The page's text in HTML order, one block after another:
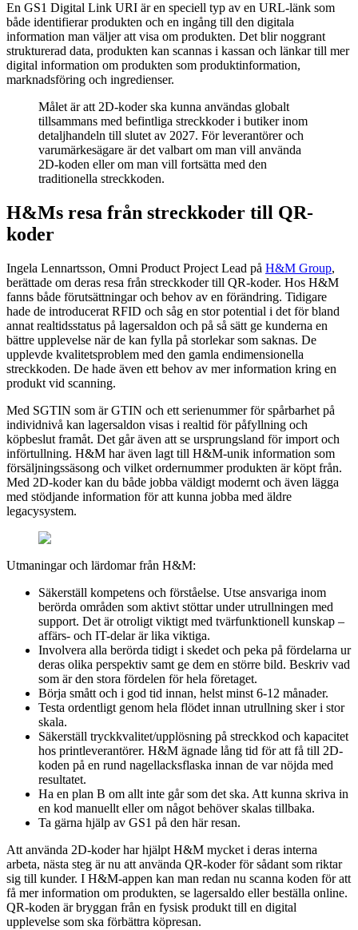
En GS1 Digital Link URI är en speciell typ av en URL-länk som
både identifierar produkten och en ingång till den digitala
information man väljer att visa om produkten. Det blir noggrant
strukturerad data, produkten kan scannas i kassan och länkar till mer
digital information om produkten som produktinformation,
marknadsföring och ingredienser.
Målet är att 2D-koder ska kunna användas globalt
tillsammans med befintliga streckkoder i butiker inom
detaljhandeln till slutet av 2027. För leverantörer och
varumärkesägare är det valbart om man vill använda
2D-koden eller om man vill fortsätta med den
traditionella streckkoden.
H&Ms resa från streckkoder till QR-
koder
Ingela Lennartsson, Omni Product Project Lead på H&M Group,
berättade om deras resa från streckkoder till QR-koder. Hos H&M
fanns både förutsättningar och behov av en förändring. Tidigare
hade de introducerat RFID och såg en stor potential i det för bland
annat realtidsstatus på lagersaldon och på så sätt ge kunderna en
bättre upplevelse när de kan fylla på storlekar som saknas. De
upplevde kvalitetsproblem med den gamla endimensionella
streckkoden. De hade även ett behov av mer information kring en
produkt vid scanning.
Med SGTIN som är GTIN och ett serienummer för spårbarhet på
individnivå kan lagersaldon visas i realtid för påfyllning och
köpbeslut framåt. Det går även att se ursprungsland för import och
införtullning. H&M har även lagt till H&M-unik information som
försäljningssäsong och vilket ordernummer produkten är köpt från.
Med 2D-koder kan du både jobba väldigt modernt och även lägga
med stödjande information för att kunna jobba med äldre
legacysystem.
Utmaningar och lärdomar från H&M:
Säkerställ kompetens och förståelse. Utse ansvariga inom
berörda områden som aktivt stöttar under utrullningen med
support. Det är otroligt viktigt med tvärfunktionell kunskap –
affärs- och IT-delar är lika viktiga.
Involvera alla berörda tidigt i skedet och peka på fördelarna ur
deras olika perspektiv samt ge dem en större bild. Beskriv vad
som är den stora fördelen för hela företaget.
Börja smått och i god tid innan, helst minst 6-12 månader.
Testa ordentligt genom hela flödet innan utrullning sker i stor
skala.
Säkerställ tryckkvalitet/upplösning på streckkod och kapacitet
hos printleverantörer. H&M ägnade lång tid för att få till 2D-
koden på en rund nagellacksflaska innan de var nöjda med
resultatet.
Ha en plan B om allt inte går som det ska. Att kunna skriva in
en kod manuellt eller om något behöver skalas tillbaka.
Ta gärna hjälp av GS1 på den här resan.
Att använda 2D-koder har hjälpt H&M mycket i deras interna
arbeta, nästa steg är nu att använda QR-koder för sådant som riktar
sig till kunder. I H&M-appen kan man redan nu scanna koden för att
få mer information om produkten, se lagersaldo eller beställa online.
QR-koden är bryggan från en fysisk produkt till en digital
upplevelse som ska förbättra köpresan.​